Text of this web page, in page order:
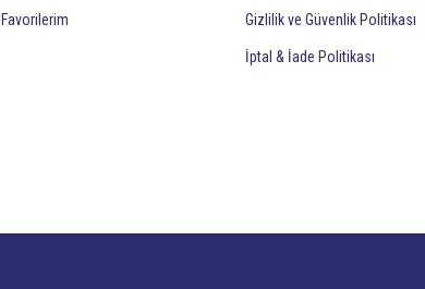
Favorilerim Gizlilik ve Güvenlik Politikası
İptal & İade Politikası